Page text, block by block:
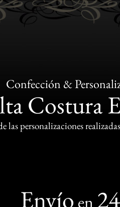
Confección &
Costura
las personalizaciones
Envío en